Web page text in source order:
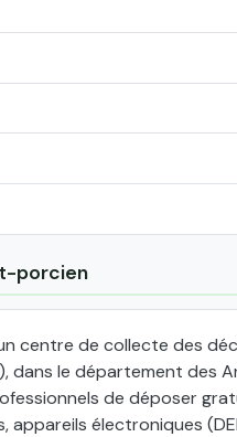
porcien
centre de collecte des
dans le département des
de déposer
électroniques